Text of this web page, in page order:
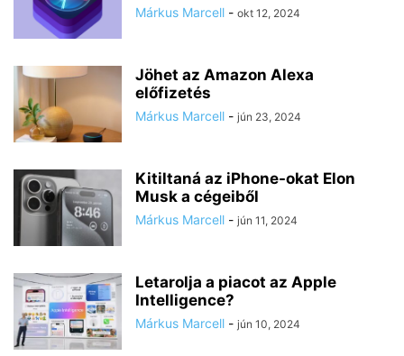
Márkus Marcell - okt 12, 2024
Jöhet az Amazon Alexa
előfizetés
Márkus Marcell - jún 23, 2024
Kitiltaná az iPhone-okat Elon
Musk a cégeiből
Márkus Marcell - jún 11, 2024
Letarolja a piacot az Apple
Intelligence?
Márkus Marcell - jún 10, 2024